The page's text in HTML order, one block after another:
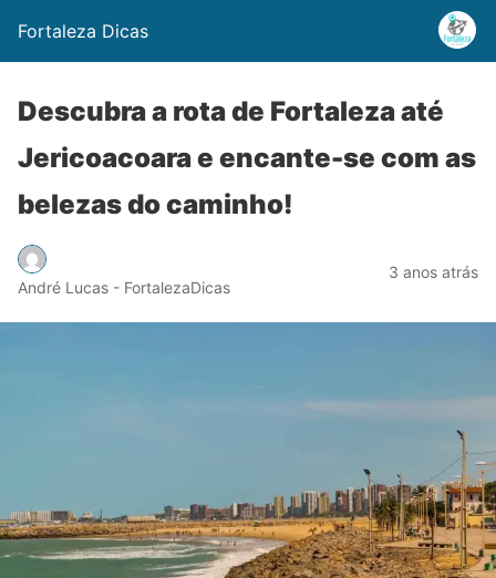
Fortaleza Dicas
Descubra a rota de Fortaleza até
Jericoacoara e encante-se com as
belezas do caminho!
André Lucas - FortalezaDicas
3 anos atrás